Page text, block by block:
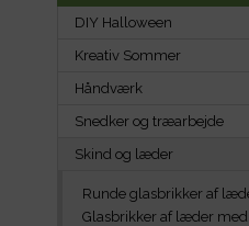
DIY Halloween
Kreativ Sommer
Håndværk
Snedker og træarbejde
Skind og læder
Runde glasbrikker af
Glasbrikker af læder